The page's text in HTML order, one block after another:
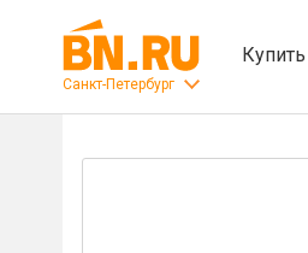
Санкт-Петербург
Купить